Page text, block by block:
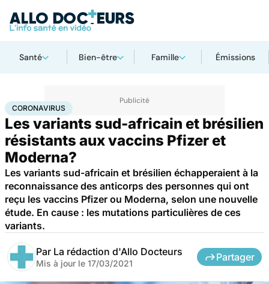
Santé Bien-être Famille Émissions
AccueilSantéMédicaments Coronavirus
CORONAVIRUS
Les variants sud-africain et brésilien
résistants aux vaccins Pfizer et
Moderna?
Les variants sud-africain et brésilien échapperaient à la
reconnaissance des anticorps des personnes qui ont
reçu les vaccins Pfizer ou Moderna, selon une nouvelle
étude. En cause : les mutations particulières de ces
variants.
Par La rédaction d'Allo Docteurs
Mis à jour le 17/03/2021
Partager